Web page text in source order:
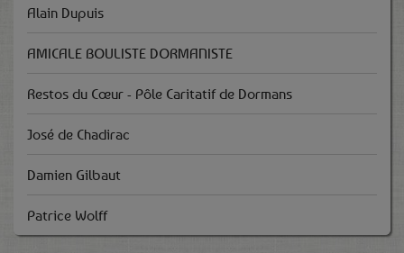
Alain Dupuis
AMICALE BOULISTE DORMANISTE
Restos du Cœur - Pôle Caritatif de Dormans
José de Chadirac
Damien Gilbaut
Patrice Wolff